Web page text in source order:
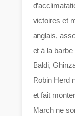
victoires et
anglais,
et à la
Baldi,
Robin Herd
et fait
March ne